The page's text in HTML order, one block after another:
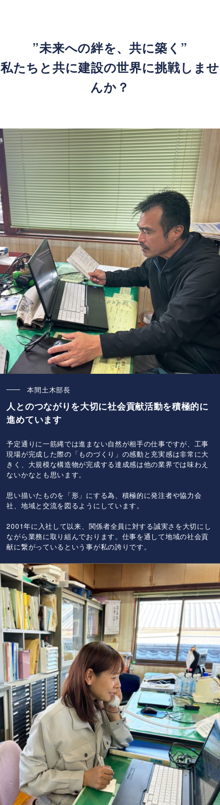
”未来への絆を、共に築く”
私たちと共に建設の世界に挑戦しませ
んか？
本間土木部長
人とのつながりを大切に社会貢献活動を積極的に
進めています
予定通りに一筋縄では進まない自然が相手の仕事ですが、工事
現場が完成した際の「ものづくり」の感動と充実感は非常に大
きく、大規模な構造物が完成する達成感は他の業界では味わえ
ないかなとも思います。
思い描いたものを「形」にする為、積極的に発注者や協力会
社、地域と交流を図るようにしています。
2001年に入社して以来、関係者全員に対する誠実さを大切にし
ながら業務に取り組んでおります。仕事を通して地域の社会貢
献に繋がっているという事が私の誇りです。